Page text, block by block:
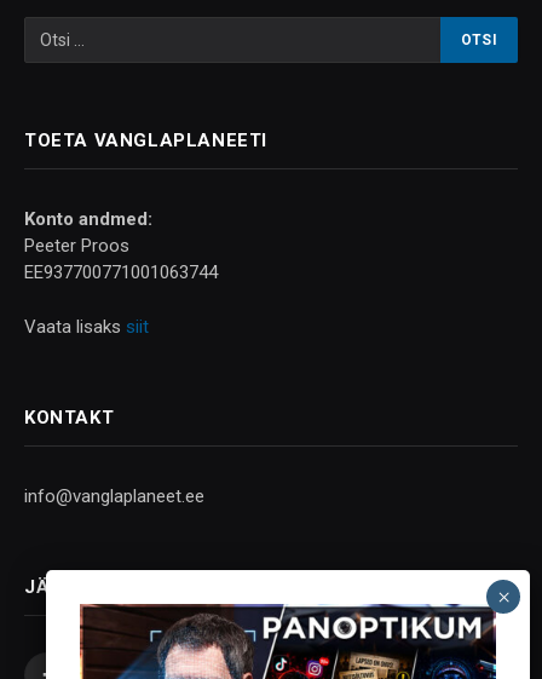
TOETA VANGLAPLANEETI
Konto andmed:
Peeter Proos
EE937700771001063744
Vaata lisaks siit
KONTAKT
info@vanglaplaneet.ee
JÄLGI SOTSIAALMEEDIAS